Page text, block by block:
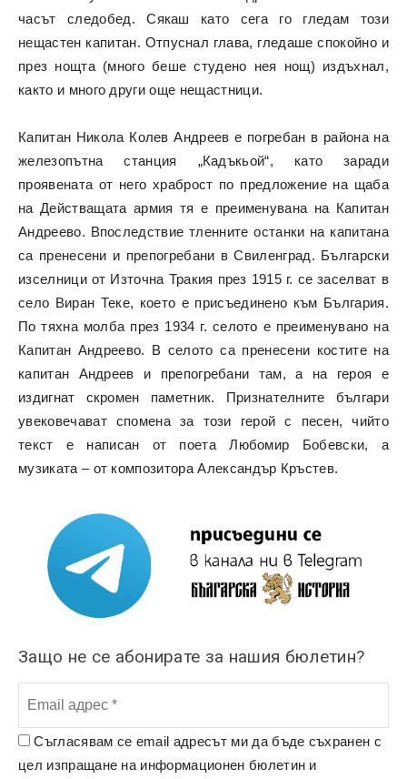
часът следобед. Сякаш като сега го гледам този
нещастен капитан. Отпуснал глава, гледаше спокойно и
през нощта (много беше студено нея нощ) издъхнал,
както и много други още нещастници.
Капитан Никола Колев Андреев е погребан в района на
железопътна станция „Кадъкьой“, като заради
проявената от него храброст по предложение на щаба
на Действащата армия тя е преименувана на Капитан
Андреево. Впоследствие тленните останки на капитана
са пренесени и препогребани в Свиленград. Български
изселници от Източна Тракия през 1915 г. се заселват в
село Виран Теке, което е присъединено към България.
По тяхна молба през 1934 г. селото е преименувано на
Капитан Андреево. В селото са пренесени костите на
капитан Андреев и препогребани там, а на героя е
издигнат скромен паметник. Признателните българи
увековечават спомена за този герой с песен, чийто
текст е написан от поета Любомир Бобевски, а
музиката – от композитора Александър Кръстев.
Защо не се абонирате за нашия бюлетин?
Съгласявам се email адресът ми да бъде съхранен с
цел изпращане на информационен бюлетин и